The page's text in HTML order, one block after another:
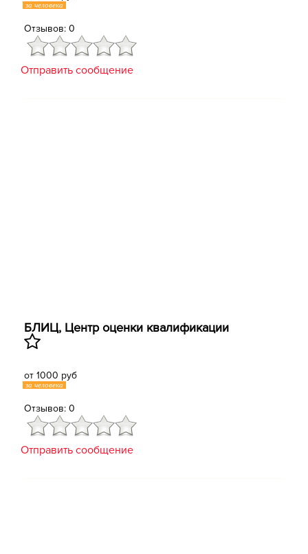
за человека
Отзывов: 0
Отправить сообщение
БЛИЦ, Центр оценки квалификации
от 1000 руб
за человека
Отзывов: 0
Отправить сообщение